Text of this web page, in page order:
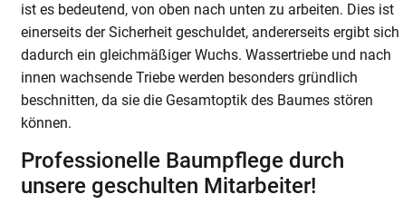
ist es bedeutend, von oben nach unten zu arbeiten. Dies ist
einerseits der Sicherheit geschuldet, andererseits ergibt sich
dadurch ein gleichmäßiger Wuchs. Wassertriebe und nach
innen wachsende Triebe werden besonders gründlich
beschnitten, da sie die Gesamtoptik des Baumes stören
können.
Professionelle Baumpflege durch
unsere geschulten Mitarbeiter!